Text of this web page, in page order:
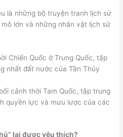
là những bộ truyện tranh lịch sử
lớn và những nhân vật lịch sử
Chiến Quốc ở Trung Quốc, tập
nhất đất nước của Tần Thủy
cảnh thời Tam Quốc, tập trung
quyền lực và mưu lược của các
lại được yêu thích?